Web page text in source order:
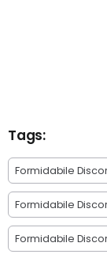
Tags:
Formidabile
Formidabile
Formidabile